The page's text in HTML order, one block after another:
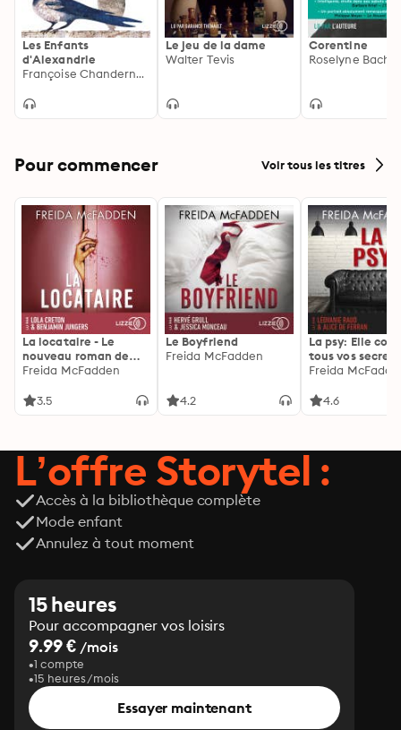
Les Enfants
d'Alexandrie
Françoise Chandernagor
Le jeu de la dame
Walter Tevis
Corentine
Roselyne
Pour commencer Voir tous les titres
La locataire - Le
nouveau roman de
l'autrice de La femme
Freida McFadden
3.5
Le Boyfriend
Freida McFadden
4.2
La psy: Elle
tous vos
découvrez les
Freida
4.6
L’offre Storytel :
Accès à la bibliothèque complète
Mode enfant
Annulez à tout moment
15 heures
Pour accompagner vos loisirs
9.99 € /mois
1 compte
15 heures/mois
Essayer maintenant